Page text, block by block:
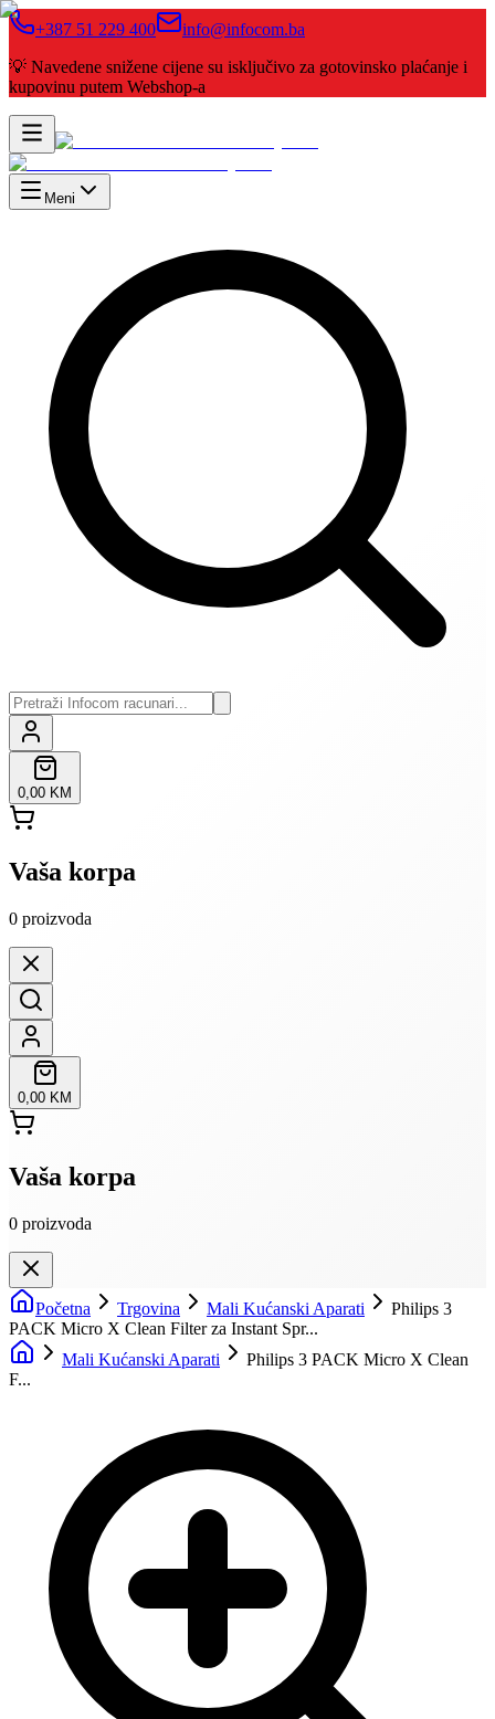
+387 51 229 400
info@infocom.ba
💡 Navedene snižene cijene su isključivo za gotovinsko plaćanje i
kupovinu putem Webshop-a
Meni
0,00 KM
Vaša korpa
0 proizvoda
0,00 KM
Vaša korpa
0 proizvoda
Početna Trgovina Mali Kućanski Aparati
Philips 3
PACK Micro X Clean Filter za Instant Spr...
Mali Kućanski Aparati
Philips 3 PACK Micro X Clean
F...